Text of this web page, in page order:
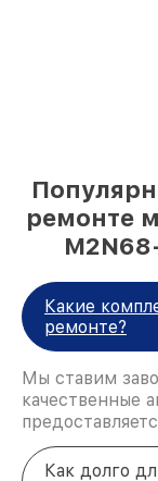
ремонте
Какие
ремонте?
Мы ставим
качественные
Как долго